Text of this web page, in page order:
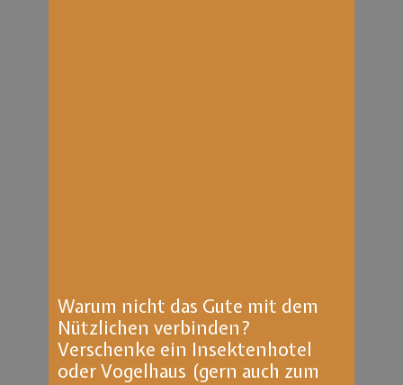
Warum nicht das Gute mit dem
Nützlichen verbinden?
Verschenke ein Insektenhotel
oder Vogelhaus (gern auch zum